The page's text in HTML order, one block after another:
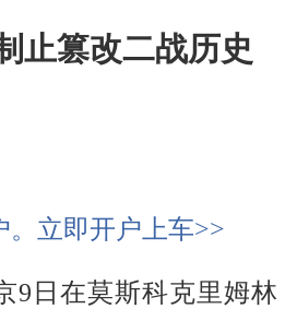
止篡改二战历史
。立即开户上车>>
9日在莫斯科克里姆林